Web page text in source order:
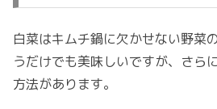
白菜はキムチ鍋に欠かせない野菜
うだけでも美味しいですが、さら
方法があります。